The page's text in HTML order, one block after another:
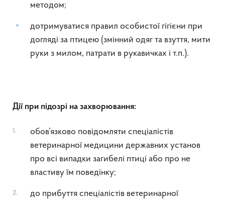
методом;
дотримуватися правил особистої гігієни при
догляді за птицею (змінний одяг та взуття, мити
руки з милом, патрати в рукавичках і т.п.).
Дії при підозрі на захворювання:
обов’язково повідомляти спеціалістів
ветеринарної медицини державних установ
про всі випадки загибелі птиці або про не
властиву їм поведінку;
до прибуття спеціалістів ветеринарної